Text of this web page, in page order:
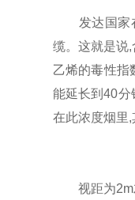
发达国家在
缆。这就是说
乙烯的毒性指
能延长到40分
在此浓度烟里,
视距为2m左